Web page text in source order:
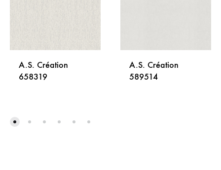
A.S. Création
658319
A.S. Création
589514